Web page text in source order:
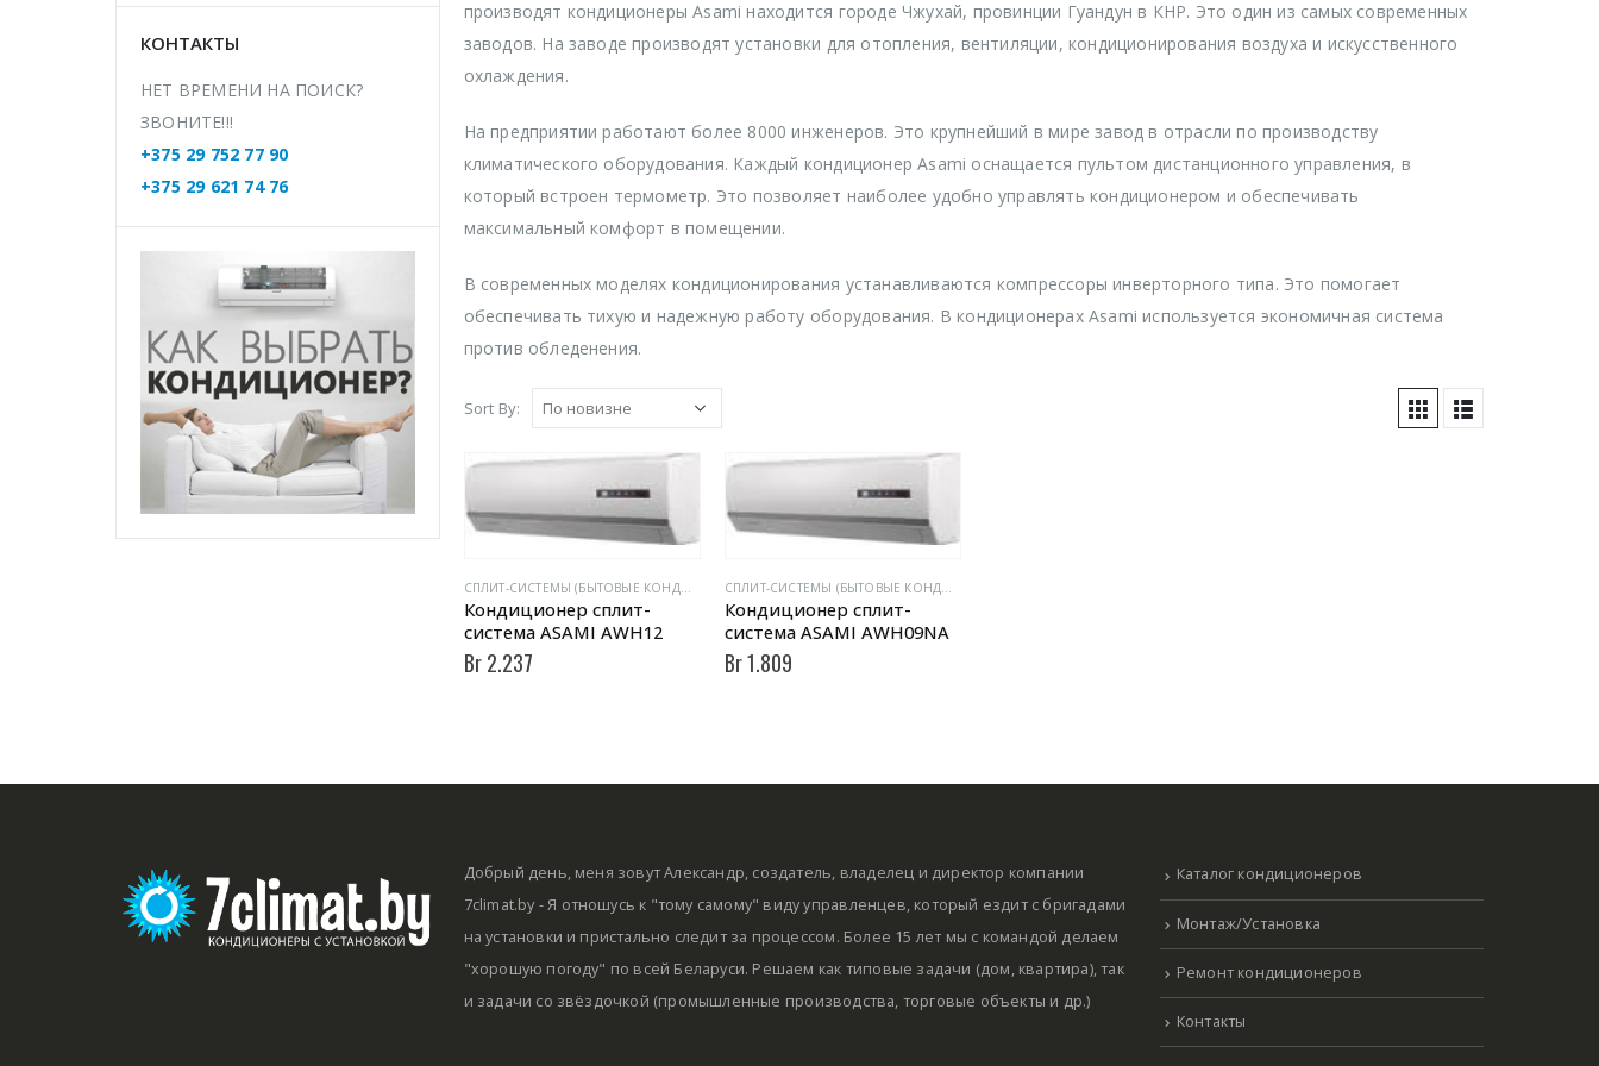
производят кондиционеры Asami находится городе Чжухай, провинции Гуандун в КНР. Это один из самых современных
заводов. На заводе производят установки для отопления, вентиляции, кондиционирования воздуха и искусственного
охлаждения.
На предприятии работают более 8000 инженеров. Это крупнейший в мире завод в отрасли по производству
климатического оборудования. Каждый кондиционер Asami оснащается пультом дистанционного управления, в
который встроен термометр. Это позволяет наиболее удобно управлять кондиционером и обеспечивать
максимальный комфорт в помещении.
В современных моделях кондиционирования устанавливаются компрессоры инверторного типа. Это помогает
обеспечивать тихую и надежную работу оборудования. В кондиционерах Asami используется экономичная система
против обледенения.
Sort By:
CПЛИТ-СИСТЕМЫ (БЫТОВЫЕ КОНДИЦИОНЕРЫ)
Кондиционер сплит-
система ASAMI AWH12
Br2.237
CПЛИТ-СИСТЕМЫ (БЫТОВЫЕ КОНДИЦИОНЕРЫ)
Кондиционер сплит-
система ASAMI AWH09NA
Br1.809
КОНТАКТЫ
НЕТ ВРЕМЕНИ НА ПОИСК?
ЗВОНИТЕ!!!
+375 29 752 77 90
+375 29 621 74 76
Добрый день, меня зовут Александр, создатель, владелец и директор компании
7climat.by - Я отношусь к "тому самому" виду управленцев, который ездит с бригадами
на установки и пристально следит за процессом. Более 15 лет мы с командой делаем
"хорошую погоду" по всей Беларуси. Решаем как типовые задачи (дом, квартира), так
и задачи со звёздочкой (промышленные производства, торговые объекты и др.)
Каталог кондиционеров
Монтаж/Установка
Ремонт кондиционеров
Контакты